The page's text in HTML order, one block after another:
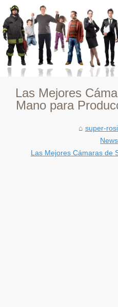
Las Mejores
Mano para
super-
News
Las Mejores Cámaras de